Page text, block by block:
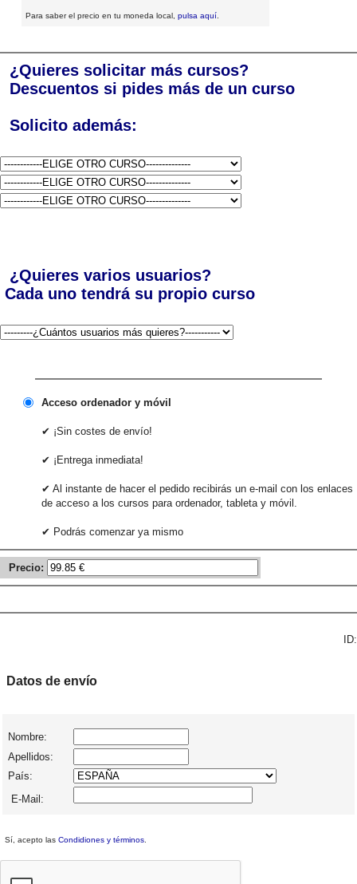
Para saber el precio en tu moneda local, pulsa aquí
¿Quieres solicitar más cursos?
Descuentos si pides más de un curso
Solicito además:
¿Quieres varios usuarios?
Cada uno tendrá su propio curso
Acceso ordenador y móvil
✔ ¡Sin costes de envío!
✔ ¡Entrega inmediata!
✔ Al instante de hacer el pedido recibirás un e-mail con los enlaces
de acceso a los cursos para ordenador, tableta y móvil.
✔ Podrás comenzar ya mismo
Precio:
ID:
Datos de envío
Nombre:
Apellidos:
País:
E-Mail:
Sí, acepto las Condidiones y términos